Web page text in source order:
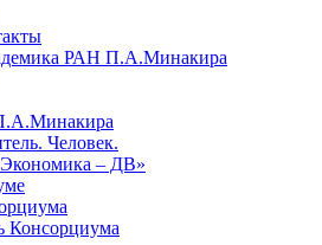
РАН П.А.Минакира
Человек.
– ДВ»
Консорциума